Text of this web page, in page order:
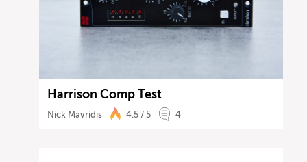
Harrison Comp Test
Nick Mavridis 4.5 / 5 4